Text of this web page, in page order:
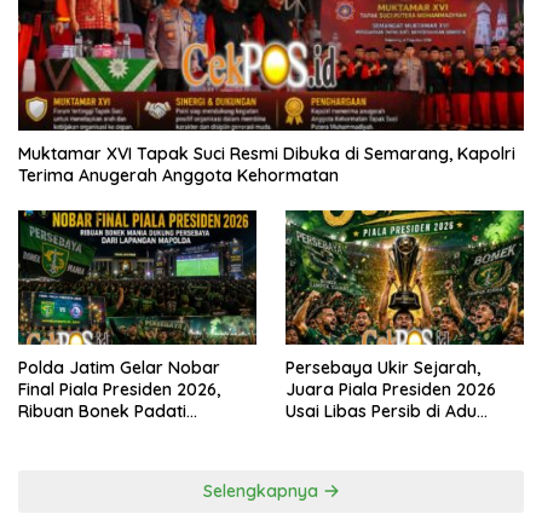
Muktamar XVI Tapak Suci Resmi Dibuka di Semarang, Kapolri
Terima Anugerah Anggota Kehormatan
Polda Jatim Gelar Nobar
Final Piala Presiden 2026,
Ribuan Bonek Padati
Persebaya Ukir Sejarah,
Juara Piala Presiden 2026
Usai Libas Persib di Adu
Selengkapnya